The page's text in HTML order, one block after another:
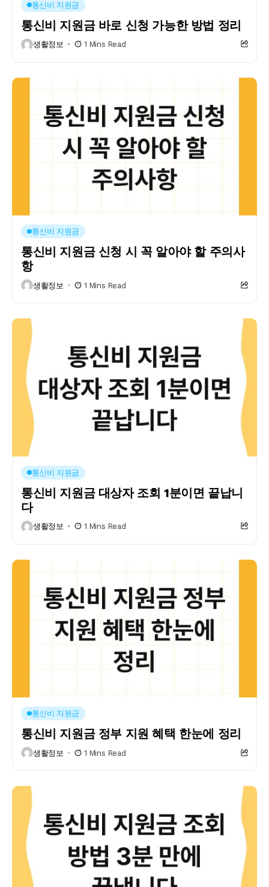
통신비 지원금
통신비 지원금 바로 신청 가능한 방법 정리
생활정보 1 Mins Read
통신비 지원금
통신비 지원금 신청 시 꼭 알아야 할 주의사
항
생활정보 1 Mins Read
통신비 지원금
통신비 지원금 대상자 조회 1분이면 끝납니
다
생활정보 1 Mins Read
통신비 지원금
통신비 지원금 정부 지원 혜택 한눈에 정리
생활정보 1 Mins Read